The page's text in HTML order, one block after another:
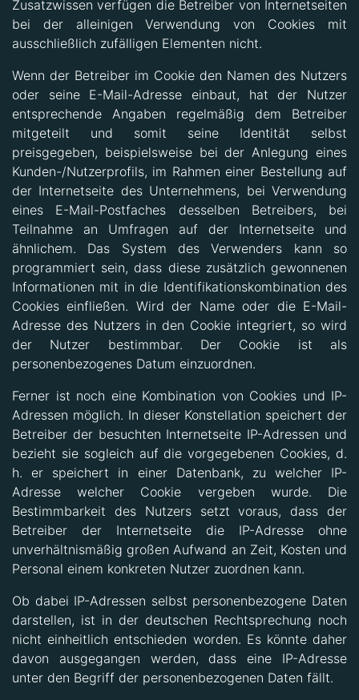
Zusatzwissen verfügen die Betreiber von Internetseiten
bei der alleinigen Verwendung von Cookies mit
ausschließlich zufälligen Elementen nicht.
Wenn der Betreiber im Cookie den Namen des Nutzers
oder seine E-Mail-Adresse einbaut, hat der Nutzer
entsprechende Angaben regelmäßig dem Betreiber
mitgeteilt und somit seine Identität selbst
preisgegeben, beispielsweise bei der Anlegung eines
Kunden-/Nutzerprofils, im Rahmen einer Bestellung auf
der Internetseite des Unternehmens, bei Verwendung
eines E-Mail-Postfaches desselben Betreibers, bei
Teilnahme an Umfragen auf der Internetseite und
ähnlichem. Das System des Verwenders kann so
programmiert sein, dass diese zusätzlich gewonnenen
Informationen mit in die Identifikationskombination des
Cookies einfließen. Wird der Name oder die E-Mail-
Adresse des Nutzers in den Cookie integriert, so wird
der Nutzer bestimmbar. Der Cookie ist als
personenbezogenes Datum einzuordnen.
Ferner ist noch eine Kombination von Cookies und IP-
Adressen möglich. In dieser Konstellation speichert der
Betreiber der besuchten Internetseite IP-Adressen und
bezieht sie sogleich auf die vorgegebenen Cookies, d.
h. er speichert in einer Datenbank, zu welcher IP-
Adresse welcher Cookie vergeben wurde. Die
Bestimmbarkeit des Nutzers setzt voraus, dass der
Betreiber der Internetseite die IP-Adresse ohne
unverhältnismäßig großen Aufwand an Zeit, Kosten und
Personal einem konkreten Nutzer zuordnen kann.
Ob dabei IP-Adressen selbst personenbezogene Daten
darstellen, ist in der deutschen Rechtsprechung noch
nicht einheitlich entschieden worden. Es könnte daher
davon ausgegangen werden, dass eine IP-Adresse
unter den Begriff der personenbezogenen Daten fällt.